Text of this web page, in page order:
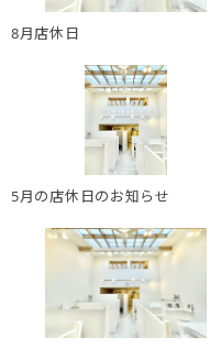
8月店休日
5月の店休日のお知らせ